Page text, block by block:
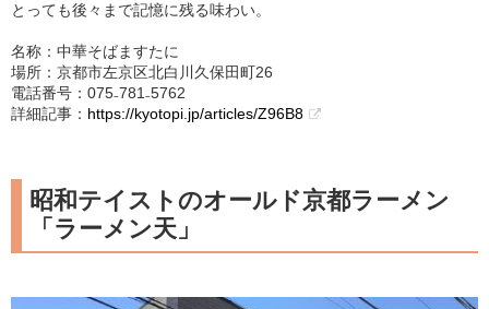
とっても後々まで記憶に残る味わい。
名称：中華そばますたに
場所：京都市左京区北白川久保田町26
電話番号：075₋781₋5762
詳細記事： https://kyotopi.jp/articles/Z96B8
昭和テイストのオールド京都ラーメン
「ラーメン天」